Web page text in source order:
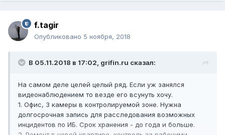
f.tagir
Опубликовано 5 ноября, 2018
В 05.11.2018 в 17:02, grifin.ru сказал:
На самом деле целей целый ряд. Если уж занялся
видеонаблюдением то везде его всунуть хочу.
1. Офис, 3 камеры в контролируемой зоне. Нужна
долгосрочная запись для расследования возможных
инцидентов по ИБ. Срок хранения - до года и больше.